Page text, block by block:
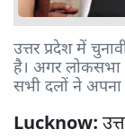
उत्तर प्रदेश में
है। अगर लोकसभा
सभी दलों ने
Lucknow: